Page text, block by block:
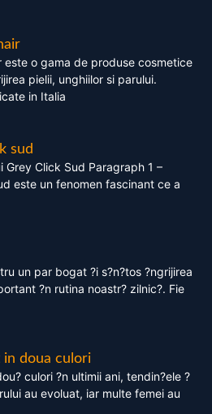
este o gama de produse cosmetice
pielii, unghiilor si parului.
in Italia
sud
Grey Click Sud Paragraph 1 –
este un fenomen fascinant ce a
un par bogat ?i s?n?tos ?ngrijirea
?n rutina noastr? zilnic?. Fie
in doua culori
culori ?n ultimii ani, tendin?ele ?
au evoluat, iar multe femei au